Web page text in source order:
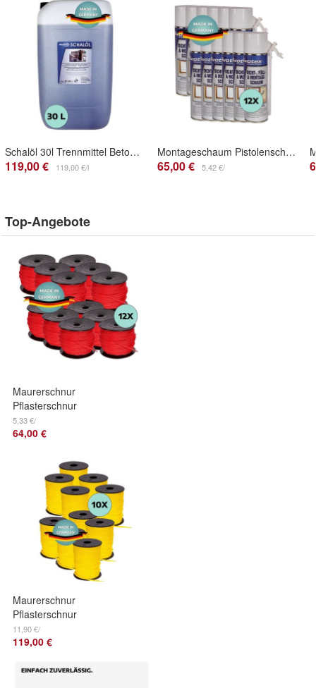
Schalöl 30l Trennmittel Betontrennmittel Schalungsöl Öl
119,00 € 119,00 €/l
Montageschaum Pistolenschaum Bauschaum PU Schaum Aussprührohr 12 Dosen x 500ml
65,00 € 5,42 €/
Top-Angebote
Maurerschnur
Pflasterschnur
Verlegeschnur
Lotschnur
5,33 €/
64,00 €
Maurerschnur
Pflasterschnur
Verlegeschnur
Lotschnur
4mm 10 Stück
11,90 €/
119,00 €